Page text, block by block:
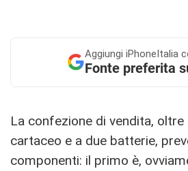
Aggiungi iPhoneItalia
Fonte preferita
La confezione di vendita, oltre
cartaceo e a due batterie,
componenti: il primo è,